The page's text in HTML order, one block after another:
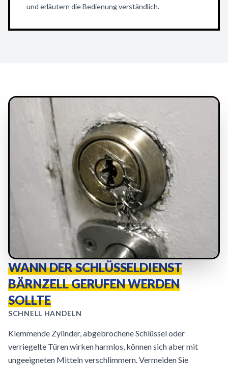
und erläutern die Bedienung verständlich.
WANN DER SCHLÜSSELDIENST
BÄRNZELL GERUFEN WERDEN
SOLLTE
SCHNELL HANDELN
Klemmende Zylinder, abgebrochene Schlüssel oder
verriegelte Türen wirken harmlos, können sich aber mit
ungeeigneten Mitteln verschlimmern. Vermeiden Sie